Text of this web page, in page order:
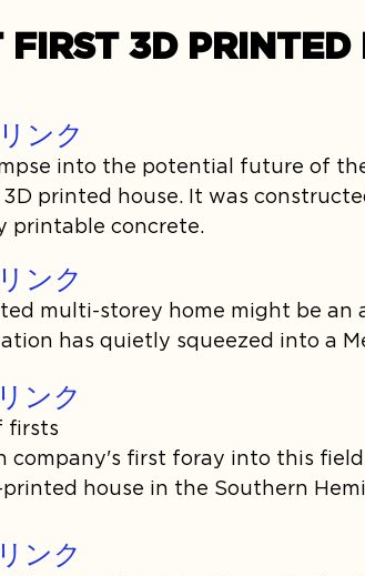
3D PRINTED
ンク
into the potential future of
3D printed house. It was
printable concrete.
ンク
multi-storey home might be an
has quietly squeezed into a
ンク
firsts
company's first foray into this
house in the Southern
ンク